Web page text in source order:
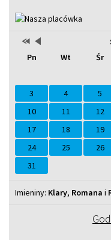
Kalendarz
PrzestawPrzestaw
na
Pn Wt Śr
3
4 5
10
11 12
17
18 19
24
25 26
31
Imieniny
Imieniny: Klary, Romana i